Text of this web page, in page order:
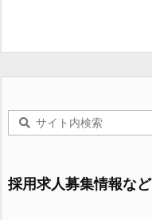
採用求人募集情報など